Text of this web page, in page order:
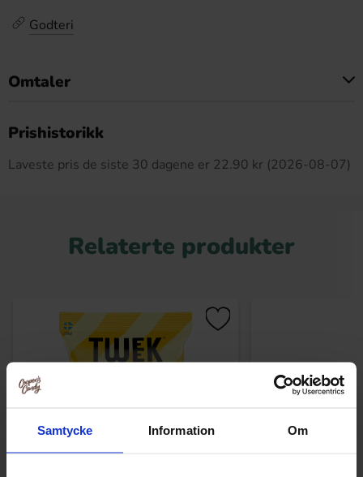
Samtycke Information Om
Godteri
Omtaler
Prishistorikk
Laveste pris de siste 30 dagene er 22.90 kr (2026-08-07)
Relaterte produkter